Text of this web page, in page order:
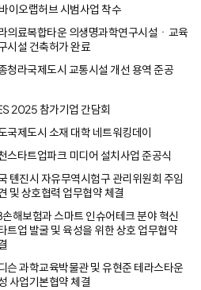
이오랩허브 시범사업 착수
의료복합타운 의생명과학연구시설ㆍ교육
시설 건축허가 완료
청라국제도시 교통시설 개선 용역 준공
2025 참가기업 간담회
국제도시 소재 대학 네트워킹데이
스타트업파크 미디어 설치사업 준공식
톈진시 자유무역시험구 관리위원회 주임
및 상호협력 업무협약 체결
해보험과 스마트 인슈어테크 분야 혁신
트업 발굴 및 육성을 위한 상호 업무협약
슨 과학교육박물관 및 유현준 테라스타운
사업기본협약 체결